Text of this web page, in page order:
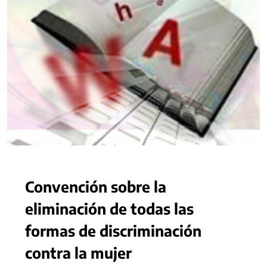
Convención sobre la
eliminación de todas las
formas de discriminación
contra la mujer